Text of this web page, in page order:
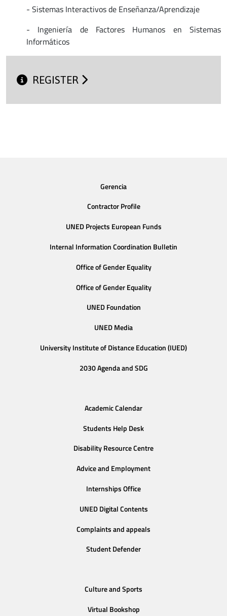
- Sistemas Interactivos de Enseñanza/Aprendizaje
- Ingeniería de Factores Humanos en Sistemas
Informáticos
REGISTER
Gerencia
Contractor Profile
UNED Projects European Funds
Internal Information Coordination Bulletin
Office of Gender Equality
Office of Gender Equality
UNED Foundation
UNED Media
University Institute of Distance Education (IUED)
2030 Agenda and SDG
Academic Calendar
Students Help Desk
Disability Resource Centre
Advice and Employment
Internships Office
UNED Digital Contents
Complaints and appeals
Student Defender
Culture and Sports
Virtual Bookshop